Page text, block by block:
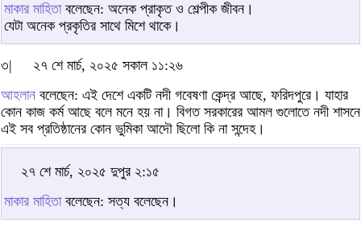
মাকার মাহিতাবলেছেন: অনেক প্রাকৃত ও শেল্পীক জীবন।
যেটা অনেক প্রকৃতির সাথে মিশে থাকে।
৩|
২৭ শে মার্চ, ২০২৫ সকাল ১১:২৬
আহলান বলেছেন: এই দেশে একটি নদী গবেষণা কেন্দ্র আছে, ফরিদপুরে। যাহার
কোন কাজ কর্ম আছে বলে মনে হয় না। বিগত সরকারের আমল গুলোতে নদী শাসনে
এই সব প্রতিষ্ঠানের কোন ভুমিকা আদৌ ছিলো কি না সন্দেহ।
২৭ শে মার্চ, ২০২৫ দুপুর ২:১৫
মাকার মাহিতাবলেছেন: সত্য বলেছেন।